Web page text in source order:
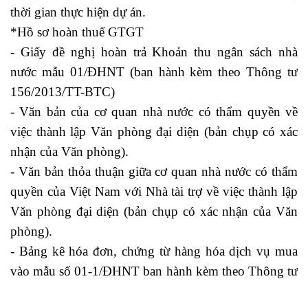
thời gian thực hiện dự án.
*Hồ sơ hoàn thuế GTGT
- Giấy đề nghị hoàn trả Khoản thu ngân sách nhà
nước mẫu 01/ĐHNT (ban hành kèm theo Thông tư
156/2013/TT-BTC)
- Văn bản của cơ quan nhà nước có thẩm quyền về
việc thành lập Văn phòng đại diện (bản chụp có xác
nhận của Văn phòng).
- Văn bản thỏa thuận giữa cơ quan nhà nước có thẩm
quyền của Việt Nam với Nhà tài trợ về việc thành lập
Văn phòng đại diện (bản chụp có xác nhận của Văn
phòng).
- Bảng kê hóa đơn, chứng từ hàng hóa dịch vụ mua
vào mẫu số 01-1/ĐHNT ban hành kèm theo Thông tư